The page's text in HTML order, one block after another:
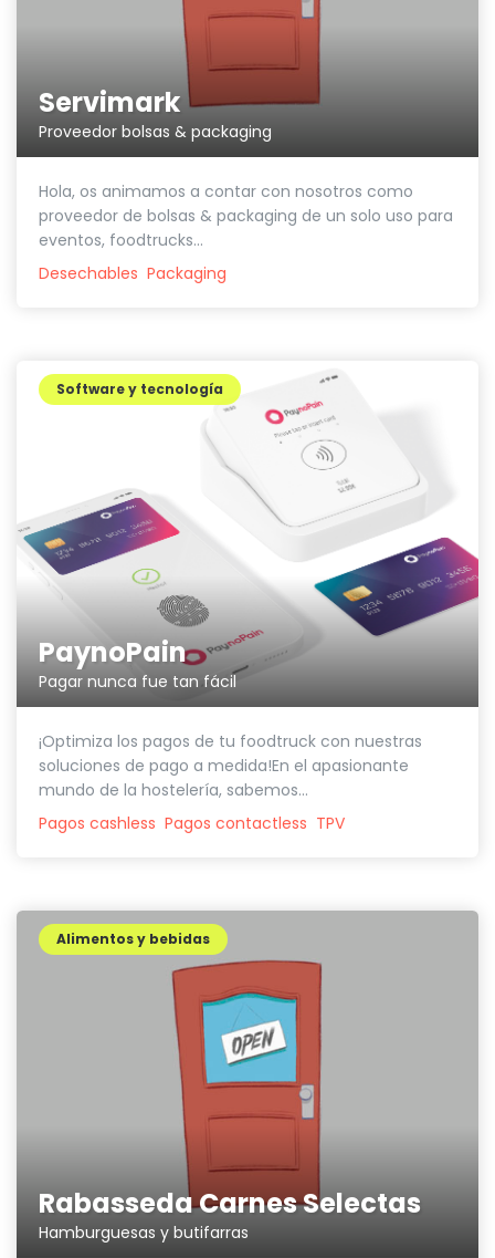
Servimark
Proveedor bolsas & packaging
Hola, os animamos a contar con nosotros como
proveedor de bolsas & packaging de un solo uso para
eventos, foodtrucks...
Desechables Packaging
PaynoPain
Pagar nunca fue tan fácil
Software y tecnología
¡Optimiza los pagos de tu foodtruck con nuestras
soluciones de pago a medida!En el apasionante
mundo de la hostelería, sabemos...
Pagos cashless Pagos contactless TPV
Rabasseda Carnes Selectas
Hamburguesas y butifarras
Alimentos y bebidas